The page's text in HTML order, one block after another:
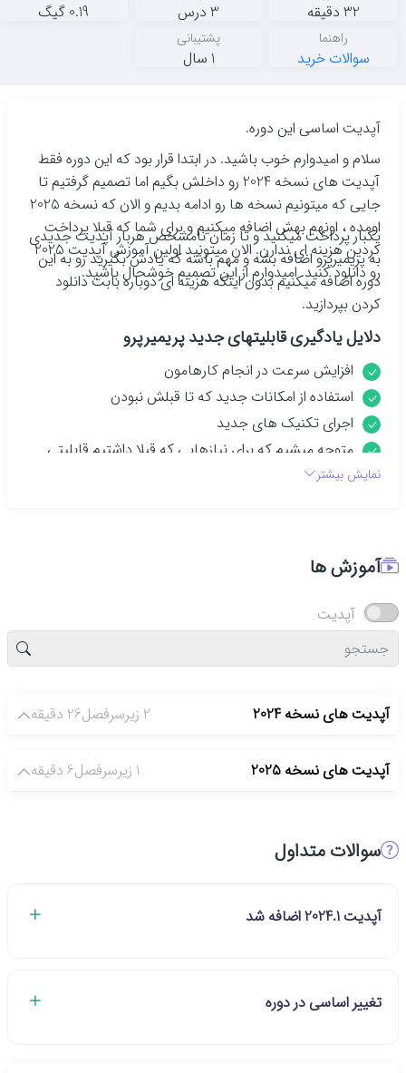
32 دقیقه 3 درس 0.19 گیگ
راهنما
سوالات خرید
پشتیبانی
1 سال
آپدیت اساسی این دوره.
سلام و امیدوارم خوب باشید. در ابتدا قرار بود که این دوره فقط
آپدیت های نسخه 2024 رو داخلش بگیم اما تصمیم گرفتیم تا
جایی که میتونیم نسخه ها رو ادامه بدیم و الان که نسخه 2025
اومده ، اونهم بهش اضافه میکنیم و برای شما که قبلا پرداخت
کردین هزینه ای ندارن. الان میتونید اولین آموزش آپدیت 2025
رو دانلود کنید. امیدوارم از این تصمیم خوشحال باشید.
یکبار پرداخت میکنید و تا زمان نامشخص هربار آپدیت جدیدی
به پریمیرپرو اضافه بشه و مهم باشه که یادش بگیرید رو به این
دوره اضافه میکنیم بدون اینکه هزینه ای دوباره بابت دانلود
کردن بپردازید.
دلایل یادگیری قابلیتهای جدید پریمیرپرو
افزایش سرعت در انجام کارهامون
استفاده از امکانات جدید که تا قبلش نبودن
اجرای تکنیک های جدید
متوجه میشیم که برای نیازهایی که قبلا داشتیم قابلیتی
اومده که الان میتونیم انجامش بدیمنمایش بیشتر
آموزش ها
آپدیت
آپدیت های نسخه 2024 2 زیرسرفصل 26 دقیقه
آپدیت های نسخه 2025 1 زیرسرفصل 6 دقیقه
سوالات متداول
آپدیت 2024.1 اضافه شد
تغییر اساسی در دوره